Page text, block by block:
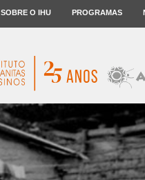
SOBRE O IHU PROGRAMAS